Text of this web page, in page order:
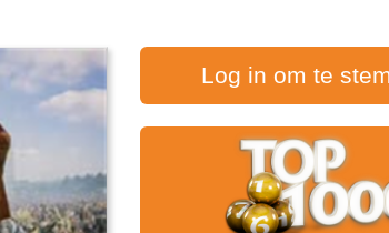
Log in om te